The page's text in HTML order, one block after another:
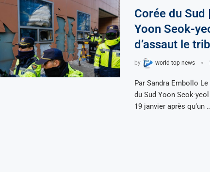
Corée du Sud
Yoon Seok-
d’assaut le
by world top news
Par Sandra Embollo
du Sud Yoon Seok-
19 janvier après qu’un